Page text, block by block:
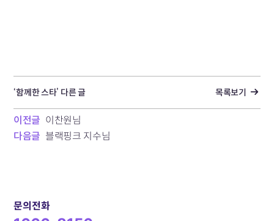
‘함께한 스타’ 다른 글 목록보기
이전글 이찬원님
다음글 블랙핑크 지수님
문의전화